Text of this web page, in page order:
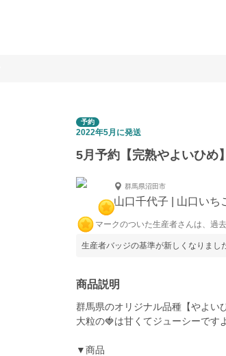
予約
2022年5月に発送
5月予約【完熟やよいひめ
群馬県沼田市
山口千代子 | 山口いち
マークのついた生産者さんは、過
生産者バッジの基準が新しくなりまし
商品説明
群馬県のオリジナル品種【やよい
大粒の🍓は甘くてジューシーです
▼商品